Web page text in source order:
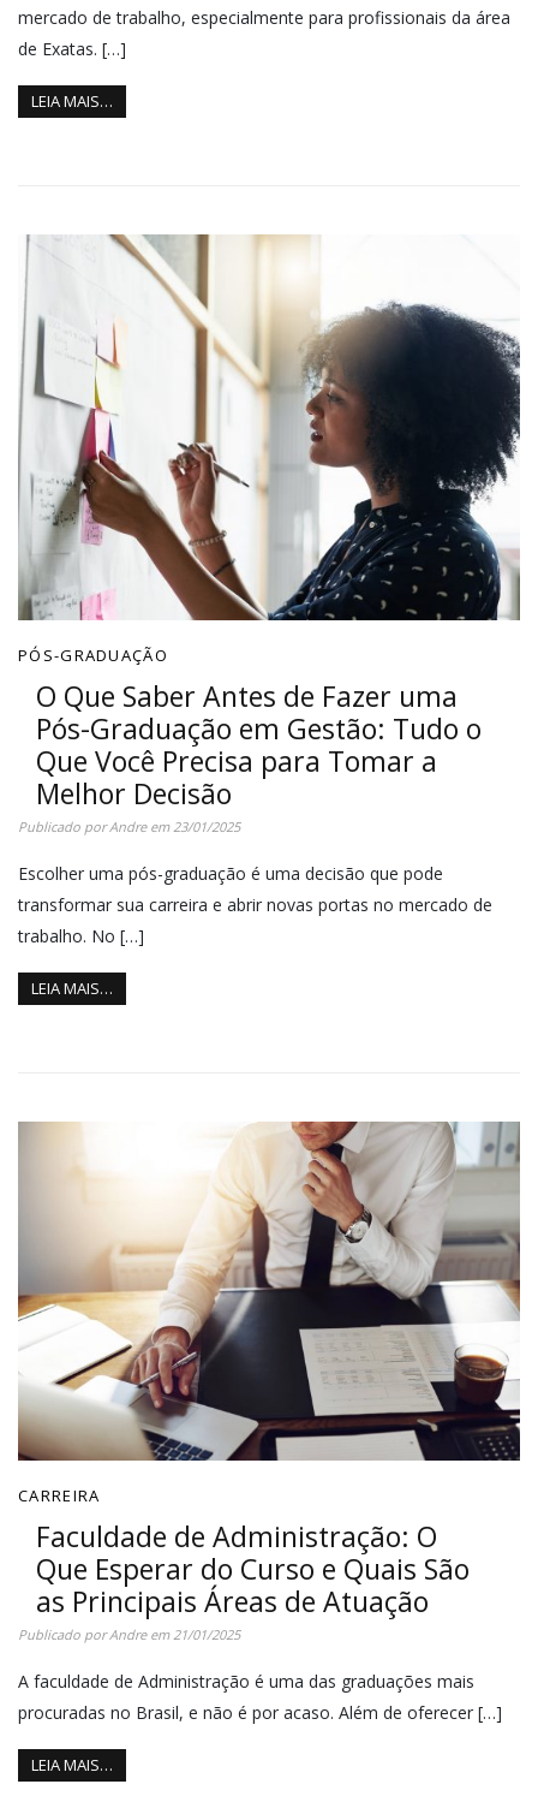
mercado de trabalho, especialmente para profissionais da área
de Exatas. […]
LEIA MAIS…
PÓS-GRADUAÇÃO
O Que Saber Antes de Fazer uma
Pós-Graduação em Gestão: Tudo o
Que Você Precisa para Tomar a
Melhor Decisão
Publicado porAndreem23/01/2025
Escolher uma pós-graduação é uma decisão que pode
transformar sua carreira e abrir novas portas no mercado de
trabalho. No […]
LEIA MAIS…
CARREIRA
Faculdade de Administração: O
Que Esperar do Curso e Quais São
as Principais Áreas de Atuação
Publicado porAndreem21/01/2025
A faculdade de Administração é uma das graduações mais
procuradas no Brasil, e não é por acaso. Além de oferecer […]
LEIA MAIS…